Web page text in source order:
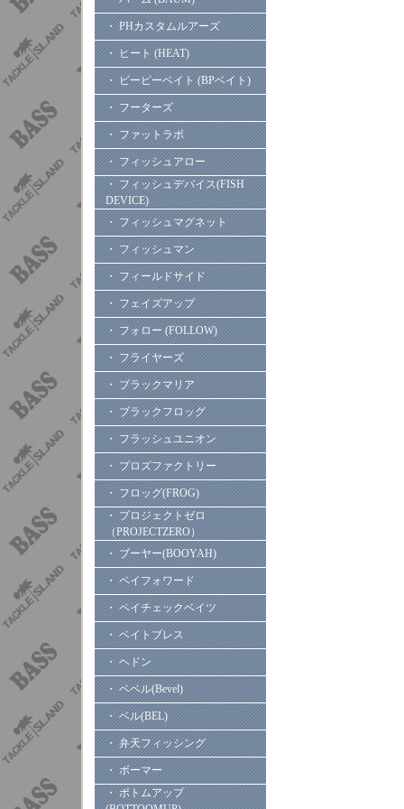
・ PHカスタムルアーズ
・ ヒート (HEAT)
・ ビーピーベイト (BPベイト)
・ フーターズ
・ ファットラボ
・ フィッシュアロー
・ フィッシュデバイス(FISH
DEVICE)
・ フィッシュマグネット
・ フィッシュマン
・ フィールドサイド
・ フェイズアップ
・ フォロー (FOLLOW)
・ フライヤーズ
・ ブラックマリア
・ ブラックフロッグ
・ フラッシュユニオン
・ プロズファクトリー
・ フロッグ(FROG)
・ プロジェクトゼロ
（PROJECTZERO）
・ ブーヤー(BOOYAH)
・ ペイフォワード
・ ペイチェックベイツ
・ ベイトブレス
・ ヘドン
・ ベベル(Bevel)
・ ベル(BEL)
・ 弁天フィッシング
・ ボーマー
・ ボトムアップ